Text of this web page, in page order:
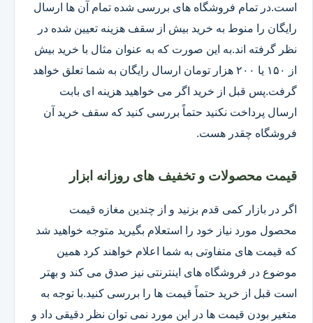
است.در تمام فروشگاه های بررسی شده تمام آن ها ارسال
رایگان را منوط به خرید بیش از سقف هزینه تعیین شده در
نظر گرفته اند.به این صورت که به عنوان مثال با خرید بیش
از ۱۵۰ یا ۲۰۰ هزار تومان ارسال رایگان به شما تعلق خواهد
گرفت.پس قبل از خرید اگر می خواهید هزینه ای بابت
ارسال پرداخت نکنید حتماً بررسی کنید که سقف خرید آن
فروشگاه چقدر هست.
قیمت محصولات و تخفیف های روزانه ابزار
اگر در بازار کمی قدم بزنید و از چندین مغازه قیمت
محصول مورد نیاز خود را استعلام بگیرید متوجه خواهید شد
که قیمت های متفاوتی به شما اعلام خواهند کرد همین
موضوع در فروشگاه های اینترنتی نیز صدق می کند و بهتر
است قبل از خرید حتماً قیمت ها را بررسی کنید.با توجه به
متغیر بودن قیمت ها در این مورد نمی توان نظر دقیقی داد و